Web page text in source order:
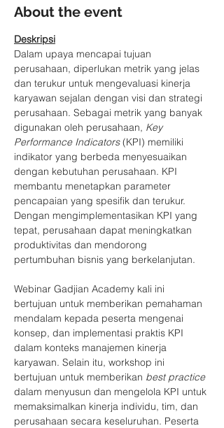
About the event
Deskripsi
Dalam upaya mencapai tujuan
perusahaan, diperlukan metrik yang jelas
dan terukur untuk mengevaluasi kinerja
karyawan sejalan dengan visi dan strategi
perusahaan. Sebagai metrik yang banyak
digunakan oleh perusahaan, Key
Performance Indicators (KPI) memiliki
indikator yang berbeda menyesuaikan
dengan kebutuhan perusahaan. KPI
membantu menetapkan parameter
pencapaian yang spesifik dan terukur.
Dengan mengimplementasikan KPI yang
tepat, perusahaan dapat meningkatkan
produktivitas dan mendorong
pertumbuhan bisnis yang berkelanjutan.
Webinar Gadjian Academy kali ini
bertujuan untuk memberikan pemahaman
mendalam kepada peserta mengenai
konsep, dan implementasi praktis KPI
dalam konteks manajemen kinerja
karyawan. Selain itu, workshop ini
bertujuan untuk memberikan best practice
dalam menyusun dan mengelola KPI untuk
memaksimalkan kinerja individu, tim, dan
perusahaan secara keseluruhan. Peserta